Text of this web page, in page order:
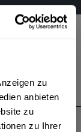
zu
anbieten
zu
zu Ihrer
widerrufen
Datenschutzerklärung